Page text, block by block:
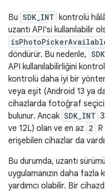
Bu SDK_INT
kontrolü
uzantı API'si kullanılabilir
döndürür. Bu nedenle,
API kullanılabilirliğini
kontrolü daha iyi bir
veya eşit (Android 13 ya
cihazlarda fotoğraf seçici
bulunur. Ancak SDK_INT
ve 12L) olan ve en az 2
erişebilen cihazlar da
Bu durumda, uzantı
uygulamanızın daha fazla
yardımcı olabilir. Bir